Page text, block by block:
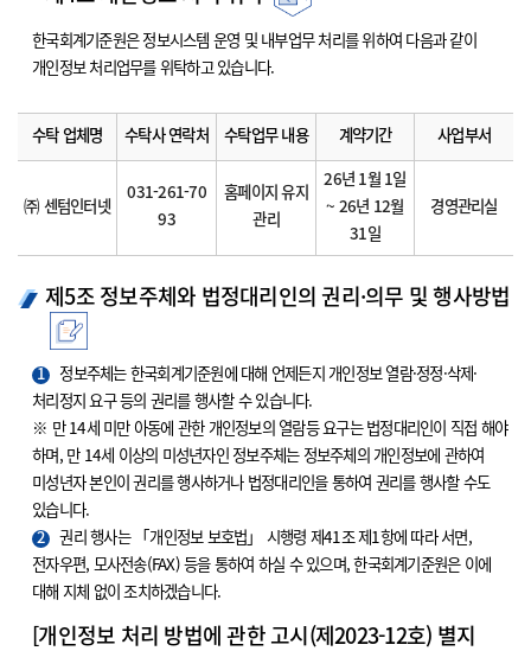
한국회계기준원은 정보시스템 운영 및 내부업무 처리를 위하여 다음과 같이
개인정보 처리업무를 위탁하고 있습니다.
수탁 업체명 수탁사 연락처 수탁업무 내용 계약기간 사업부서
㈜ 센텀인터넷
031-261-70
93
홈페이지 유지
관리
26년 1월 1일
~ 26년 12월
31일
경영관리실
제5조 정보주체와 법정대리인의 권리·의무 및 행사방법
1
정보주체는 한국회계기준원에 대해 언제든지 개인정보 열람·정정·삭제·
처리정지 요구 등의 권리를 행사할 수 있습니다.
※ 만 14세 미만 아동에 관한 개인정보의 열람등 요구는 법정대리인이 직접 해야
하며, 만 14세 이상의 미성년자인 정보주체는 정보주체의 개인정보에 관하여
미성년자 본인이 권리를 행사하거나 법정대리인을 통하여 권리를 행사할 수도
있습니다.
2
권리 행사는 「개인정보 보호법」 시행령 제41조 제1항에 따라 서면,
전자우편, 모사전송(FAX) 등을 통하여 하실 수 있으며, 한국회계기준원은 이에
대해 지체 없이 조치하겠습니다.
[개인정보 처리 방법에 관한 고시(제2023-12호) 별지